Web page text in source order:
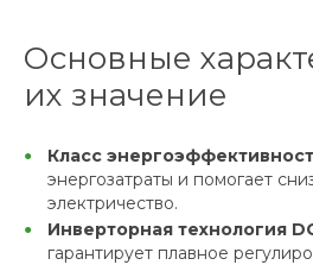
Основные
их значение
Класс
энергозатраты и помогает
электричество.
Инверторная технология
гарантирует плавное